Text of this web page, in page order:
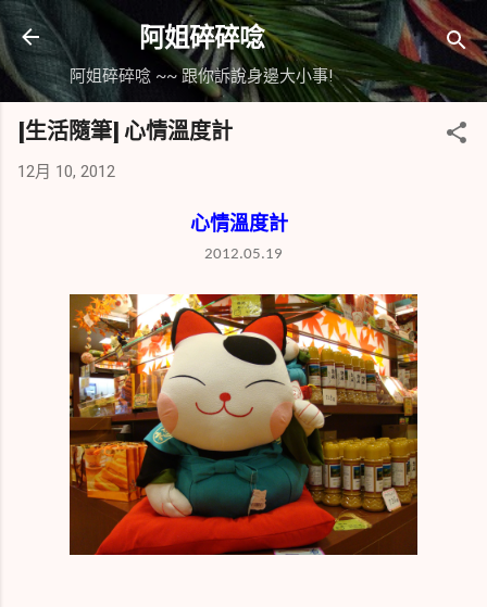
跳到主要內容
阿姐碎碎唸
阿姐碎碎唸 ~~ 跟你訴說身邊大小事!
[生活隨筆] 心情溫度計
12月 10, 2012
心情溫度計
2012.05.19